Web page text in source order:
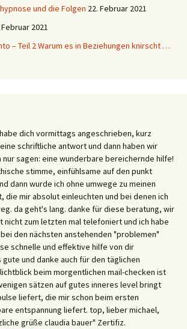
und die Folgen 22. Februar 2021
2021
– Teil 2 Warum es in Beziehungen knirscht …
dich vormittags angeschrieben, kurz
schriftliche antwort und dann haben wir
sagen: eine wunderbare bereichernde hilfe!
stimme, einfühlsame auf den punkt
dann wurde ich ohne umwege zu meinen
die mir absolut einleuchten und bei denen ich
da geht's lang. danke für diese beratung, wir
nicht zum letzten mal telefoniert und ich habe
den nächsten anstehenden "problemen"
schnelle und effektive hilfe von dir
und danke auch für den täglichen
beim morgentlichen mail-checken ist
sätzen auf gutes inneres level bringt
liefert, die mir schon beim ersten
entspannung liefert. top, lieber michael,
grüße claudia bauer" Zertifiz.